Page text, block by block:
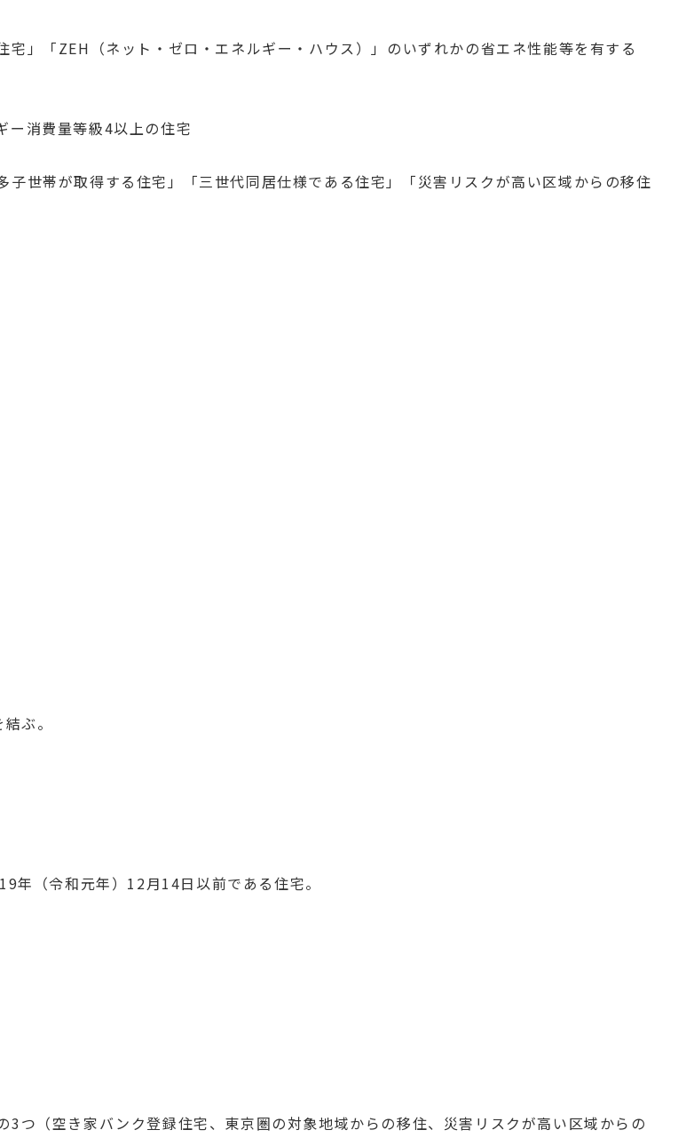
宅」「ZEH（ネット・ゼロ・エネルギー・ハウス）」のいずれかの省エネ性能等を有する
ー消費量等級4以上の住宅
世帯が取得する住宅」「三世代同居仕様である住宅」「災害リスクが高い区域からの移住
ぶ。
年（令和元年）12月14日以前である住宅。
つ（空き家バンク登録住宅、東京圏の対象地域からの移住、災害リスクが高い区域からの